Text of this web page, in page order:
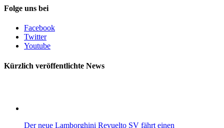
Folge uns bei
Facebook
Twitter
Youtube
Kürzlich veröffentlichte News
Der neue Lamborghini Revuelto SV fährt einen